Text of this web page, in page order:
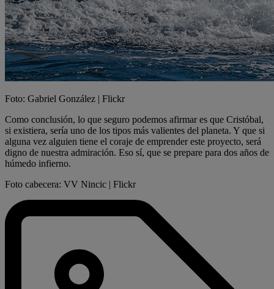
Foto: Gabriel González | Flickr
Como conclusión, lo que seguro podemos afirmar es que Cristóbal,
si existiera, sería uno de los tipos más valientes del planeta. Y que si
alguna vez alguien tiene el coraje de emprender este proyecto, será
digno de nuestra admiración. Eso sí, que se prepare para dos años de
húmedo infierno.
Foto cabecera: VV Nincic | Flickr